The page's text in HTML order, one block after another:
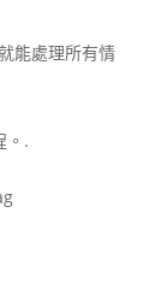
能處理所有情
。.